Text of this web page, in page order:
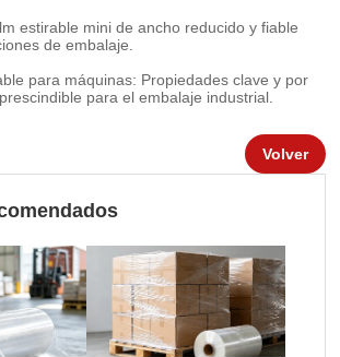
estirable mini de ancho reducido y fiable
de embalaje.
para máquinas: Propiedades clave y por
para el embalaje industrial.
Volver